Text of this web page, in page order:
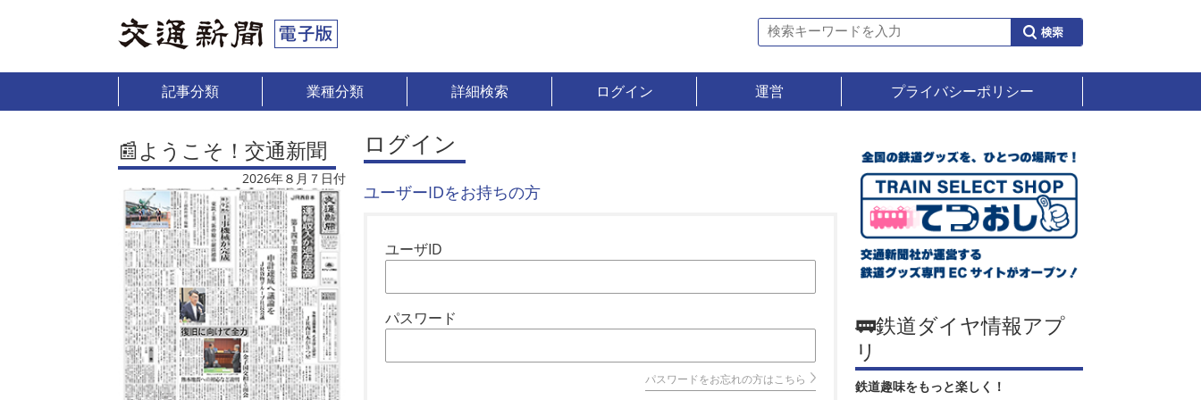
記事分類 業種分類 詳細検索 ログイン 運営 プライバシーポリシー
📰ようこそ！交通新聞
2026年８月７日付
ログイン
ユーザーIDをお持ちの方
ユーザID
パスワード
パスワードをお忘れの方はこちら
🚃鉄道ダイヤ情報アプ
リ
鉄道趣味をもっと楽しく！